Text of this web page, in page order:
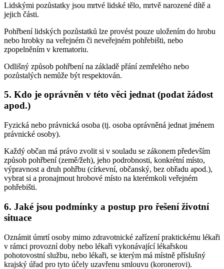
Lidskými pozůstatky jsou mrtvé lidské tělo, mrtvě narozené dítě a
jejich části.
Pohřbení lidských pozůstatků lze provést pouze uložením do hrobu
nebo hrobky na veřejném či neveřejném pohřebišti, nebo
zpopelněním v krematoriu.
Odlišný způsob pohřbení na základě přání zemřelého nebo
pozůstalých nemůže být respektován.
5. Kdo je oprávněn v této věci jednat (podat žádost
apod.)
Fyzická nebo právnická osoba (tj. osoba oprávněná jednat jménem
právnické osoby).
Každý občan má právo zvolit si v souladu se zákonem především
způsob pohřbení (země/žeh), jeho podrobnosti, konkrétní místo,
výpravnost a druh pohřbu (církevní, občanský, bez obřadu apod.),
vybrat si a pronajmout hrobové místo na kterémkoli veřejném
pohřebišti.
6. Jaké jsou podmínky a postup pro řešení životní
situace
Oznámit úmrtí osoby mimo zdravotnické zařízení praktickému lékaři
v rámci provozní doby nebo lékaři vykonávající lékařskou
pohotovostní službu, nebo lékaři, se kterým má místně příslušný
krajský úřad pro tyto účely uzavřenu smlouvu (koronerovi).